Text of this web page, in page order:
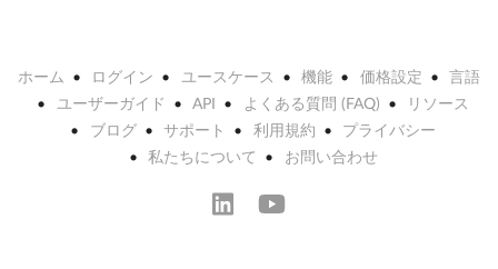
ホーム ログイン ユースケース 機能 価格設定
言語
ユーザーガイド
API よくある質問 (FAQ)
リソース
ブログ
サポート 利用規約
プライバシー
私たちについて
お問い合わせ